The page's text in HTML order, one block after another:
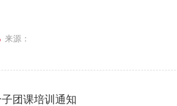
来源：
团课培训通知